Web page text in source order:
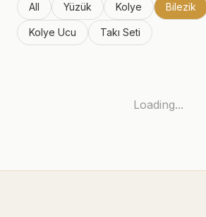
All Yüzük Kolye Bilezik
Kolye Ucu Takı Seti
Loading...